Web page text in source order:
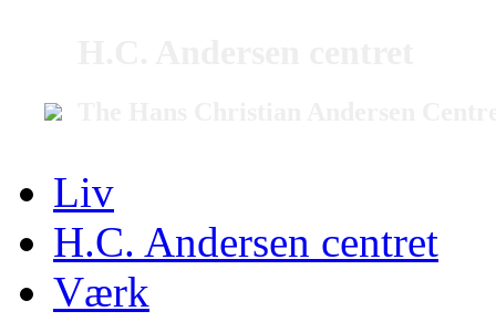
Liv
H.C. Andersen centret
Værk